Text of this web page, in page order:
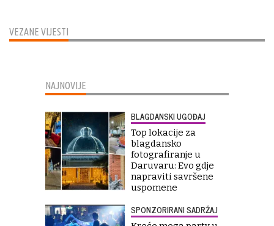
VEZANE VIJESTI
NAJNOVIJE
BLAGDANSKI UGOĐAJ
Top lokacije za
blagdansko
fotografiranje u
Daruvaru: Evo gdje
napraviti savršene
uspomene
SPONZORIRANI SADRŽAJ